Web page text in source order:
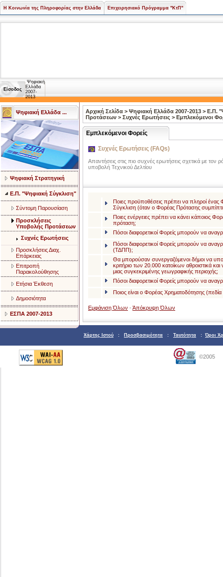
Η Κοινωνία της Πληροφορίας στην Ελλάδα Επιχειρησιακό Πρόγραμμα "ΚτΠ"
Είσοδος
Ψηφιακή
Ελλάδα
2007-
2013
Ψηφιακή Ελλάδα ...
Ψηφιακή Στρατηγική
Ε.Π. "Ψηφιακή Σύγκλιση"
Σύντομη Παρουσίαση
Προσκλήσεις
Υποβολής Προτάσεων
Συχνές Ερωτήσεις
Προσκλήσεις Διαχ.
Επάρκειας
Επιτροπή
Παρακολούθησης
Ετήσια Έκθεση
Δημοσιότητα
ΕΣΠΑ 2007-2013
Αρχική Σελίδα > Ψηφιακή Ελλάδα 2007-2013 > Ε.Π.
Προτάσεων > Συχνές Ερωτήσεις > Εμπλεκόμενοι
Εμπλεκόμενοι Φορείς
Συχνές Ερωτήσεις (FAQs)
Απαντήσεις στις πιο συχνές ερωτήσεις σχετικά με
υποβολή Τεχνικού Δελτίου
Ποιες προϋποθέσεις πρέπει να πληροί
Σύγκλιση (όταν ο Φορέας Πρότασης
Ποιες ενέργειες πρέπει να κάνει κάποιος
πρόταση;
Πόσοι διαφορετικοί Φορείς μπορούν να
Πόσοι διαφορετικοί Φορείς μπορούν να
(ΤΔΠΠ);
Θα μπορούσαν συνεργαζόμενοι δήμοι να
κριτήριο των 20.000 κατοίκων αθροιστικά
μιας συγκεκριμένης γεωγραφικής περιοχής;
Πόσοι διαφορετικοί Φορείς μπορούν να
Ποιος είναι ο Φορέας Χρηματοδότησης
Εμφάνιση Όλων - Άπόκρυψη Όλων
Χάρτης Ιστού : Προσβασιμότητα : Ταυτότητα : Όροι
©2005